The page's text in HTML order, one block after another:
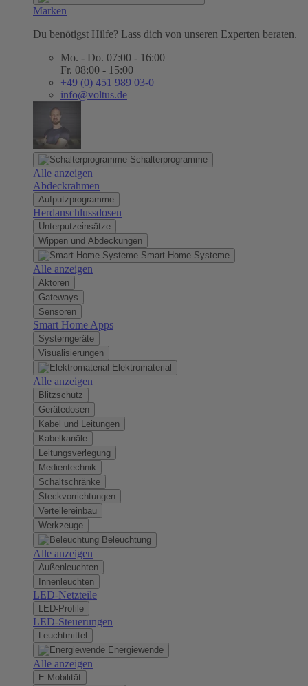
Marken
Du benötigst Hilfe? Lass dich von unseren Experten beraten.
Mo. - Do. 07:00 - 16:00
Fr. 08:00 - 15:00
+49 (0) 451 989 03-0
info@voltus.de
Schalterprogramme
Alle anzeigen
Abdeckrahmen
Aufputzprogramme
Herdanschlussdosen
Unterputzeinsätze
Wippen und Abdeckungen
Smart Home Systeme
Alle anzeigen
Aktoren
Gateways
Sensoren
Smart Home Apps
Systemgeräte
Visualisierungen
Elektromaterial
Alle anzeigen
Blitzschutz
Gerätedosen
Kabel und Leitungen
Kabelkanäle
Leitungsverlegung
Medientechnik
Schaltschränke
Steckvorrichtungen
Verteilereinbau
Werkzeuge
Beleuchtung
Alle anzeigen
Außenleuchten
Innenleuchten
LED-Netzteile
LED-Profile
LED-Steuerungen
Leuchtmittel
Energiewende
Alle anzeigen
E-Mobilität